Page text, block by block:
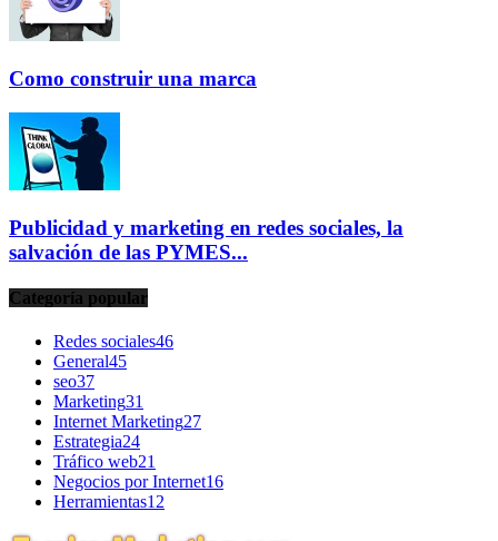
Como construir una marca
Publicidad y marketing en redes sociales, la
salvación de las PYMES...
Categoría popular
Redes sociales46
General45
seo37
Marketing31
Internet Marketing27
Estrategia24
Tráfico web21
Negocios por Internet16
Herramientas12